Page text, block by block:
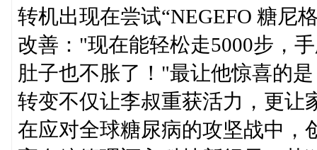
转机出现在尝试“NEGEFO 糖尼
改善："现在能轻松走5000步，
肚子也不胀了！"最让他惊喜的
转变不仅让李叔重获活力，更让
在应对全球糖尿病的攻坚战中，